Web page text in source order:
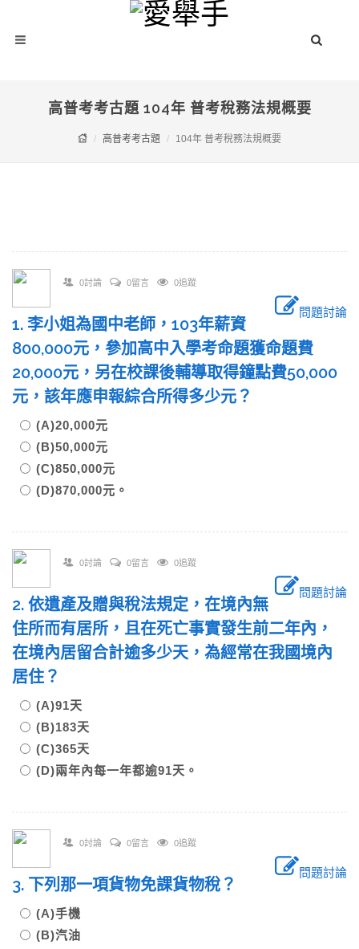
高普考考古題 104年 普考稅務法規概要
高普考考古題 104年 普考稅務法規概要
0討論 0留言 0追蹤
問題討論
1. 李小姐為國中老師，103年薪資
800,000元，參加高中入學考命題獲命題費
20,000元，另在校課後輔導取得鐘點費50,000
元，該年應申報綜合所得多少元？
(A)20,000元
(B)50,000元
(C)850,000元
(D)870,000元。
0討論 0留言 0追蹤
問題討論
2. 依遺產及贈與稅法規定，在境內無
住所而有居所，且在死亡事實發生前二年內，
在境內居留合計逾多少天，為經常在我國境內
居住？
(A)91天
(B)183天
(C)365天
(D)兩年內每一年都逾91天。
0討論 0留言 0追蹤
問題討論
3. 下列那一項貨物免課貨物稅？
(A)手機
(B)汽油